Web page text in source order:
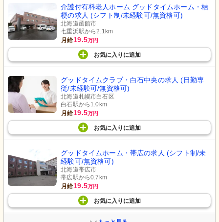
介護付有料老人ホーム グッドタイムホーム・桔
梗の求人 (シフト制/未経験可/無資格可)
北海道函館市
七重浜駅から2.1km
月給19.5万円
お気に入り に追加
グッドタイムクラブ・白石中央の求人 (日勤専
従/未経験可/無資格可)
北海道札幌市白石区
白石駅から1.0km
月給19.5万円
お気に入り に追加
グッドタイムホーム・帯広の求人 (シフト制/未
経験可/無資格可)
北海道帯広市
帯広駅から0.7km
月給19.5万円
お気に入り に追加